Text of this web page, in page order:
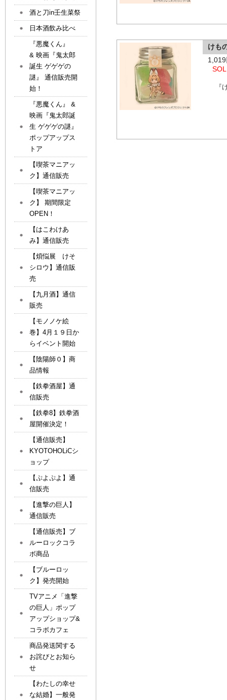
けも
『
酒と刀in壬生菜祭
日本酒飲み比べ
『悪魔くん』
& 映画『鬼太郎
誕生 ゲゲゲの
謎』 通信販売開
始！
『悪魔くん』 &
映画『鬼太郎誕
生 ゲゲゲの謎』
ポップアップス
トア
【喫茶マニアッ
ク】通信販売
【喫茶マニアッ
ク】 期間限定
OPEN！
【はこわけあ
み】通信販売
【煩悩展 けそ
シロウ】通信販
売
【九月酒】通信
販売
【モノノケ絵
巻】4月１９日か
らイベント開始
【陰陽師０】商
品情報
【鉄拳酒屋】通
信販売
【鉄拳8】鉄拳酒
屋開催決定！
【通信販売】
KYOTOHOLiCシ
ョップ
【ぷよぷよ】通
信販売
【進撃の巨人】
通信販売
【通信販売】ブ
ルーロックコラ
ボ商品
【ブルーロッ
ク】発売開始
TVアニメ「進撃
の巨人」ポップ
アップショップ&
コラボカフェ
商品発送関する
お詫びとお知ら
せ
【わたしの幸せ
な結婚】一般発